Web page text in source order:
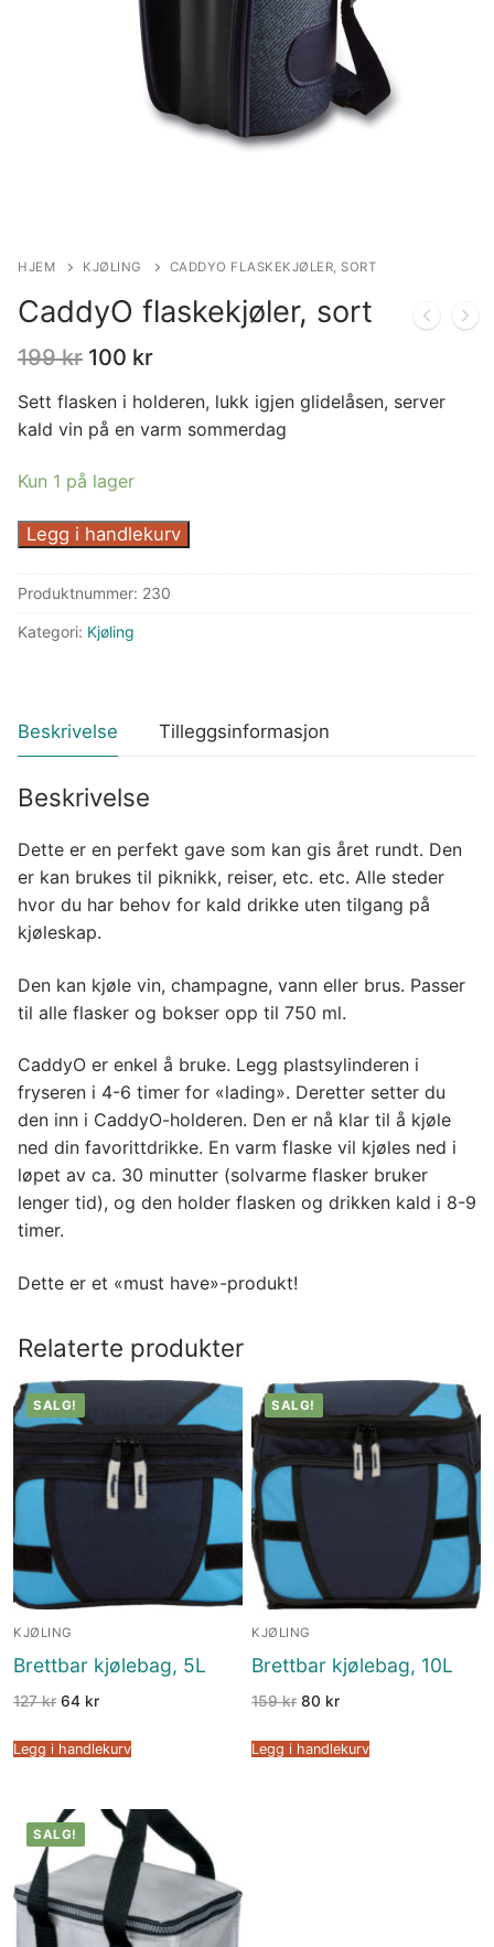
HJEM KJØLING CADDYO FLASKEKJØLER, SORT
CaddyO flaskekjøler, sort
199kr 100 kr
Sett flasken i holderen, lukk igjen glidelåsen, server
kald vin på en varm sommerdag
Kun 1 på lager
CaddyO
sort
Legg i handlekurv
Produktnummer: 230
Kategori: Kjøling
Beskrivelse Tilleggsinformasjon
Beskrivelse
Dette er en perfekt gave som kan gis året rundt. Den
er kan brukes til piknikk, reiser, etc. etc. Alle steder
hvor du har behov for kald drikke uten tilgang på
kjøleskap.
Den kan kjøle vin, champagne, vann eller brus. Passer
til alle flasker og bokser opp til 750 ml.
CaddyO er enkel å bruke. Legg plastsylinderen i
fryseren i 4-6 timer for «lading». Deretter setter du
den inn i CaddyO-holderen. Den er nå klar til å kjøle
ned din favorittdrikke. En varm flaske vil kjøles ned i
løpet av ca. 30 minutter (solvarme flasker bruker
lenger tid), og den holder flasken og drikken kald i 8-9
timer.
Dette er et «must have»-produkt!
Relaterte produkter
SALG!
KJØLING
Brettbar kjølebag, 5L
127kr 64 kr
Legg i handlekurv
SALG!
KJØLING
Brettbar kjølebag, 10L
159kr 80 kr
Legg i handlekurv
SALG!